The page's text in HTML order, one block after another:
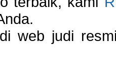
web judi